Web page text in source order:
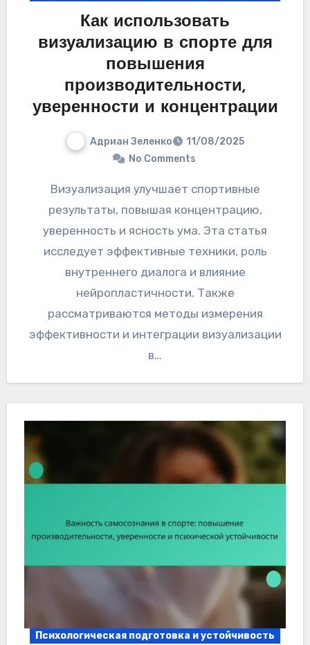
Как использовать
визуализацию в спорте для
повышения
производительности,
уверенности и концентрации
Адриан Зеленко
11/08/2025
No Comments
Визуализация улучшает спортивные
результаты, повышая концентрацию,
уверенность и ясность ума. Эта статья
исследует эффективные техники, роль
внутреннего диалога и влияние
нейропластичности. Также
рассматриваются методы измерения
эффективности и интеграции визуализации
в…
Психологическая подготовка и устойчивость